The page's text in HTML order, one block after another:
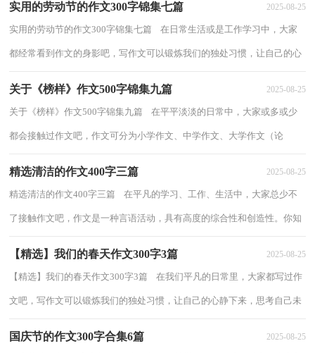
实用的劳动节的作文300字锦集七篇 2025-08-25
实用的劳动节的作文300字锦集七篇 在日常生活或是工作学习中，大家
都经常看到作文的身影吧，写作文可以锻炼我们的独处习惯，让自己的心
关于《榜样》作文500字锦集九篇 2025-08-25
关于《榜样》作文500字锦集九篇 在平平淡淡的日常中，大家或多或少
都会接触过作文吧，作文可分为小学作文、中学作文、大学作文（论
精选清洁的作文400字三篇 2025-08-25
精选清洁的作文400字三篇 在平凡的学习、工作、生活中，大家总少不
了接触作文吧，作文是一种言语活动，具有高度的综合性和创造性。你知
【精选】我们的春天作文300字3篇 2025-08-25
【精选】我们的春天作文300字3篇 在我们平凡的日常里，大家都写过作
文吧，写作文可以锻炼我们的独处习惯，让自己的心静下来，思考自己未
国庆节的作文300字合集6篇 2025-08-25